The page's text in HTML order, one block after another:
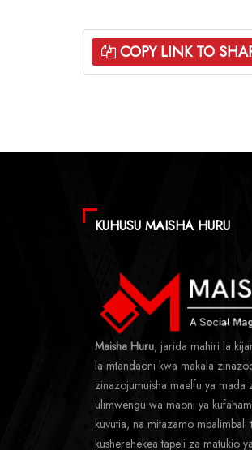
COPY LINK TO
KUHUSU MAISHA HURU
Maisha Huru, jarida mahiri la
la mtandaoni kwa makala
zinazojumuisha maelfu ya mada
ulimwengu wa maoni ya
kuvutia, na mitazamo mbalimbali
kusherehekea tapeli za matukio